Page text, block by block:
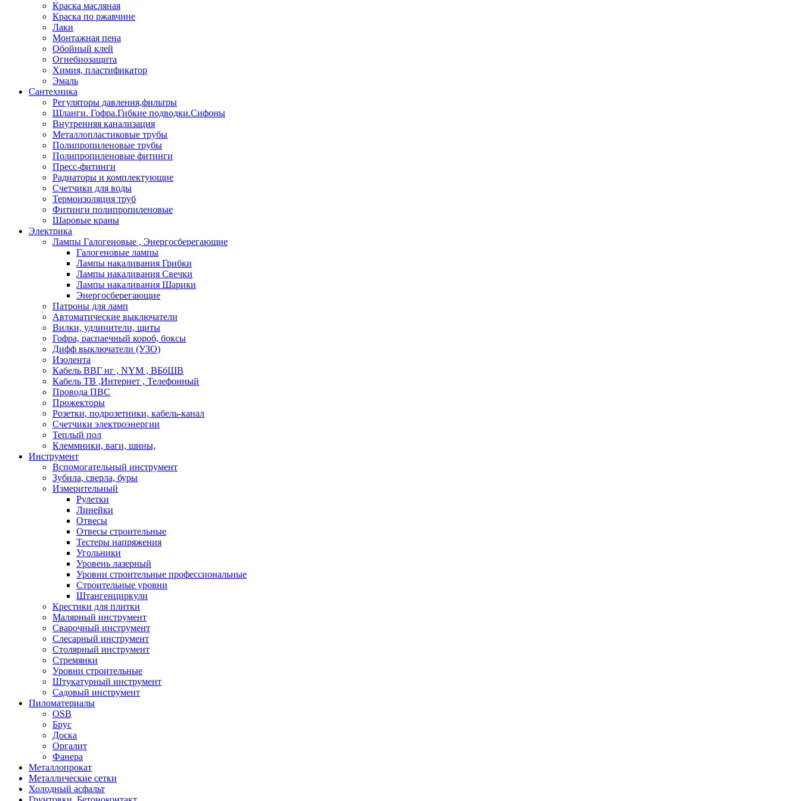
Краска масляная
Краска по ржавчине
Лаки
Монтажная пена
Обойный клей
Огнебиозащита
Химия, пластификатор
Эмаль
Сантехника
Регуляторы давления,фильтры
Шланги. Гофра.Гибкие подводки.Сифоны
Внутренняя канализация
Металлопластиковые трубы
Полипропиленовые трубы
Полипропиленовые фитинги
Пресс-фитинги
Радиаторы и комплектующие
Счетчики для воды
Термоизоляция труб
Фитинги полипропиленовые
Шаровые краны
Электрика
Лампы Галогеновые , Энергосберегающие
Галогеновые лампы
Лампы накаливания Грибки
Лампы накаливания Свечки
Лампы накаливания Шарики
Энергосберегающие
Патроны для ламп
Автоматические выключатели
Вилки, удлинители, щиты
Гофра, распаечный короб, боксы
Дифф выключатели (УЗО)
Изолента
Кабель ВВГ нг , NYM , ВБбШВ
Кабель ТВ ,Интернет , Телефонный
Провода ПВС
Прожекторы
Розетки, подрозетники, кабель-канал
Счетчики электроэнергии
Теплый пол
Клеммники, ваги, шины,
Инструмент
Вспомогательный инструмент
Зубила, сверла, буры
Измерительный
Рулетки
Линейки
Отвесы
Отвесы строительные
Тестеры напряжения
Угольники
Уровень лазерный
Уровни строительные профессиональные
Строительные уровни
Штангенциркули
Крестики для плитки
Малярный инструмент
Сварочный инструмент
Слесарный инструмент
Столярный инструмент
Стремянки
Уровни строительные
Штукатурный инструмент
Садовый инструмент
Пиломатериалы
OSB
Брус
Доска
Оргалит
Фанера
Металлопрокат
Металлические сетки
Холодный асфальт